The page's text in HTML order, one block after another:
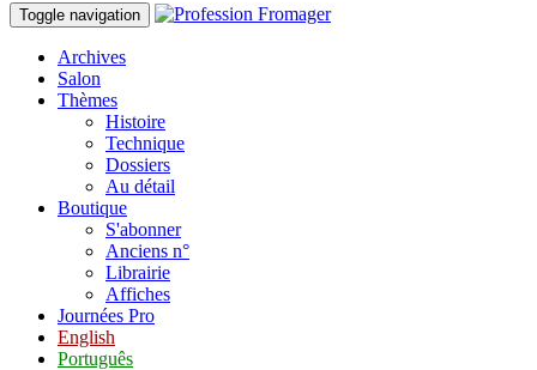
Toggle navigation
Archives
Salon
Thèmes
Histoire
Technique
Dossiers
Au détail
Boutique
S'abonner
Anciens n°
Librairie
Affiches
Journées Pro
English
Português